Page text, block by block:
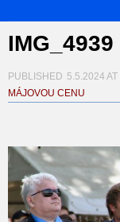
IMG_4939
PUBLISHED 5.5.2024 AT
MÁJOVOU CENU